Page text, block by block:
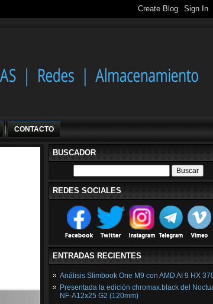
CONTACTO
BUSCADOR
REDES SOCIALES
ENTRADAS RECIENTES
Análisis Slimbook One M9 con AMD AI 9 HX
Presentada la edición chromax.black del
NF‑A12x25 G2 (120mm)